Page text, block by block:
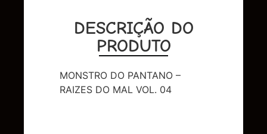
DESCRIÇÃO DO
PRODUTO
MONSTRO DO PANTANO –
RAIZES DO MAL VOL. 04